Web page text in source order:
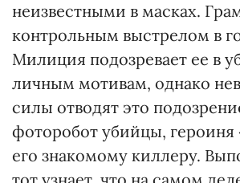
неизвестными в масках.
контрольным выстрелом в
Милиция подозревает ее в
личным мотивам, однако
силы отводят это
фоторобот убийцы, героиня
его знакомому киллеру.